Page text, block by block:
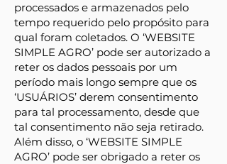
processados e armazenados pelo
tempo requerido pelo propósito para
qual foram coletados. O ‘WEBSITE
SIMPLE AGRO’ pode ser autorizado a
reter os dados pessoais por um
período mais longo sempre que os
‘USUÁRIOS’ derem consentimento
para tal processamento, desde que
tal consentimento não seja retirado.
Além disso, o ‘WEBSITE SIMPLE
AGRO’ pode ser obrigado a reter os